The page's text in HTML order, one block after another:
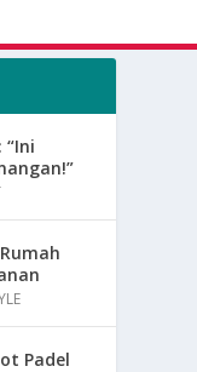
“Ini
Padel